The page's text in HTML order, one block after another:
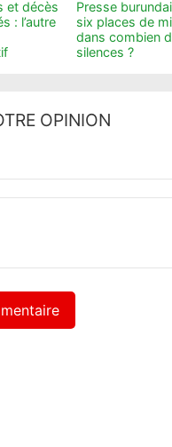
et décès
: l’autre
Presse
six places de
dans combien
silences ?
OPINION